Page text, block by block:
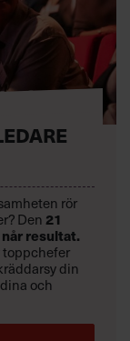
rör
Den 21
når resultat.
toppchefer
din
och